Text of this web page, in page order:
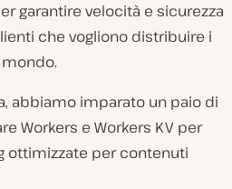
garantire velocità e sicurezza
che vogliono distribuire i
abbiamo imparato un paio di
Workers e Workers KV per
ottimizzate per contenuti